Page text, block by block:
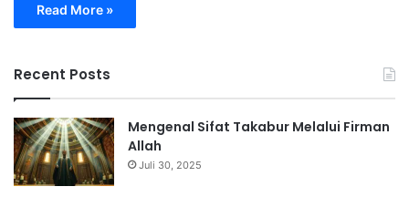
Read More »
Recent Posts
Mengenal Sifat Takabur Melalui Firman
Allah
Juli 30, 2025